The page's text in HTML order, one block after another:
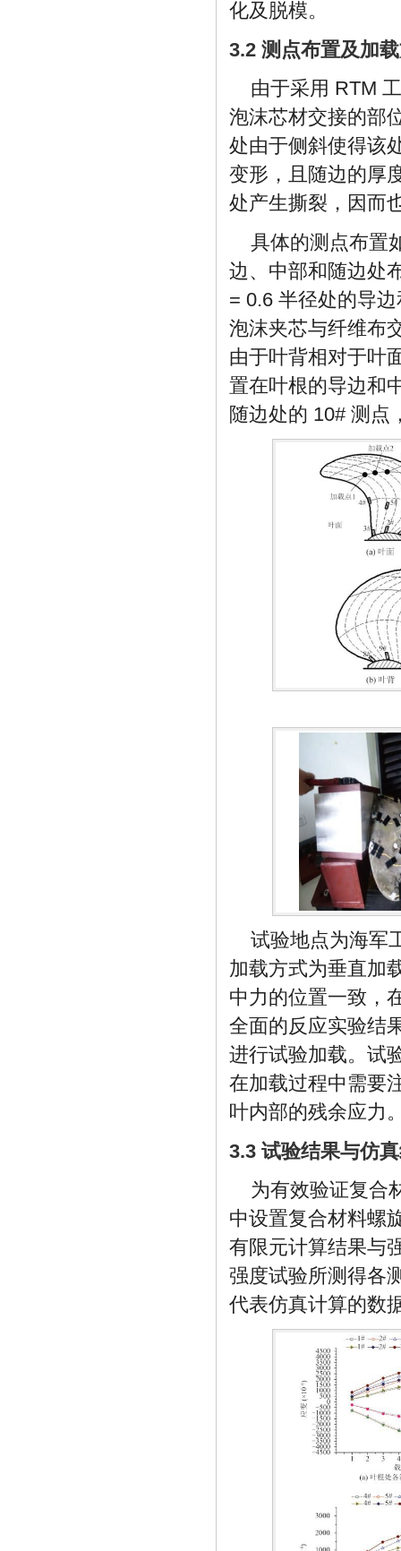
化及脱模。
3.2 测点布置及加
由于采用 RTM
泡沫芯材交接的部
处由于侧斜使得该
变形，且随边的厚
处产生撕裂，因而
具体的测点布置
边、中部和随边处
= 0.6 半径处的导
泡沫夹芯与纤维布
由于叶背相对于叶
置在叶根的导边和
随边处的 10# 测点
试验地点为海军
加载方式为垂直加
中力的位置一致，
全面的反应实验结
进行试验加载。试
在加载过程中需要
叶内部的残余应力
3.3 试验结果与仿
为有效验证复合
中设置复合材料螺
有限元计算结果与
强度试验所测得各
代表仿真计算的数